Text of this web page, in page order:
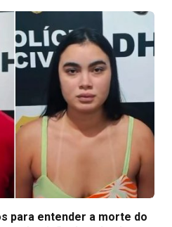
para entender a morte do